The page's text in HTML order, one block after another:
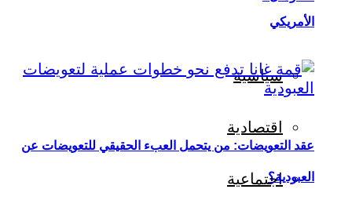
سياسية
اقتصادية
اجتماعية
الأمريكي
عقد التعويضات: من يتحمل العبء الحقيقي للتعويضات عن
العبودية؟